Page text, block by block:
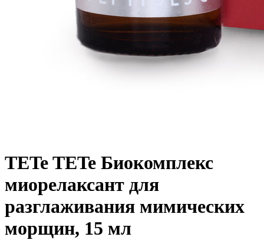
TETe TETe Биокомплекс
миорелаксант для
разглаживания мимических
морщин, 15 мл